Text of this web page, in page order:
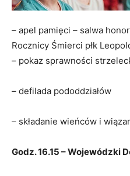
– apel pamięci – salwa
Rocznicy Śmierci płk
– pokaz sprawności
– defilada pododdziałów
– składanie wieńców i
Godz. 16.15 – Wojewódzki